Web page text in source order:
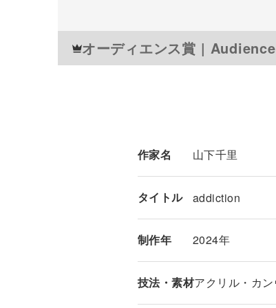
オーディエンス賞 |
作家名 山下千里
タイトル addiction
制作年 2024年
技法・素材アクリル・カ